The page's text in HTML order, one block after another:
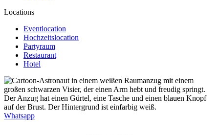
Locations
Eventlocation
Hochzeitslocation
Partyraum
Restaurant
Hotel
Whatsapp